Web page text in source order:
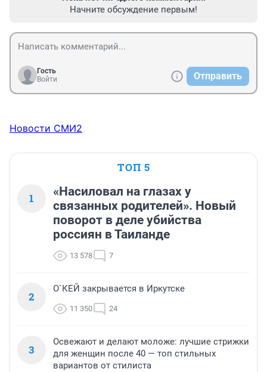
Начните обсуждение первым!
Гость
Войти
Отправить
Новости СМИ2
ТОП 5
1
«Насиловал на глазах у
связанных родителей». Новый
поворот в деле убийства
россиян в Таиланде
13 578 7
2
О`КЕЙ закрывается в Иркутске
11 350 24
3
Освежают и делают моложе: лучшие стрижки
для женщин после 40 — топ стильных
вариантов от стилиста